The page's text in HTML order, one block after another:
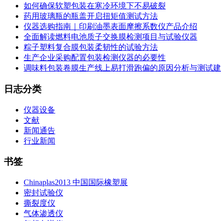
如何确保软塑包装在寒冷环境下不易破裂
药用玻璃瓶的瓶盖开启扭矩值测试方法
仪器选购指南｜印刷油墨表面摩擦系数仪产品介绍
全面解读燃料电池质子交换膜检测项目与试验仪器
粽子塑料复合膜包装柔韧性的试验方法
生产企业采购配置包装检测仪器的必要性
调味料包装卷膜生产线上易打滑跑偏的原因分析与测试
日志分类
仪器设备
文献
新闻通告
行业新闻
书签
Chinaplas2013 中国国际橡塑展
密封试验仪
撕裂度仪
气体渗透仪